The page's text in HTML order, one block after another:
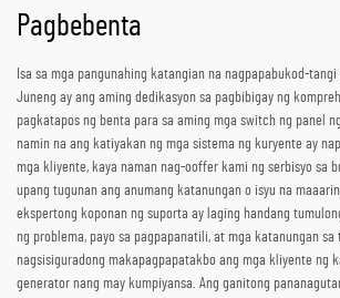
Pagbebenta
Isa sa mga pangunahing katangian na nagpapabukod-tangi
Juneng ay ang aming dedikasyon sa pagbibigay ng
pagkatapos ng benta para sa aming mga switch ng panel
namin na ang katiyakan ng mga sistema ng kuryente ay
mga kliyente, kaya naman nag-ooffer kami ng serbisyo sa
upang tugunan ang anumang katanungan o isyu na
ekspertong koponan ng suporta ay laging handang
ng problema, payo sa pagpapanatili, at mga katanungan sa
nagsisiguradong makapagpapatakbo ang mga kliyente ng
generator nang may kumpiyansa. Ang ganitong